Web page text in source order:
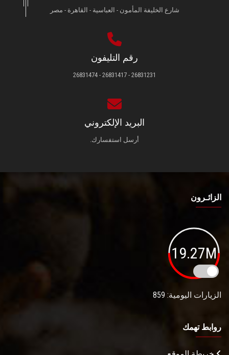
شارع الخليفة المأمون - العباسية - القاهرة - مصر
رقم التليفون
26831231 - 26831417 - 26831474
البريد الإلكتروني
أرسل استفسارك.
الزائـرون
19.27M
الزيارات اليومية: 859
روابط تهمك